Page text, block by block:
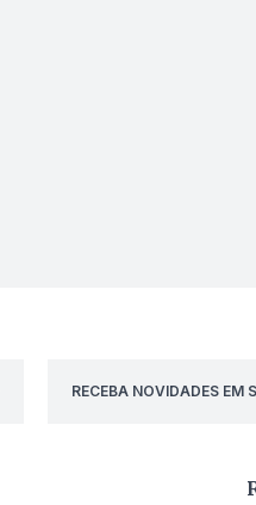
RECEBA NOVIDADES EM